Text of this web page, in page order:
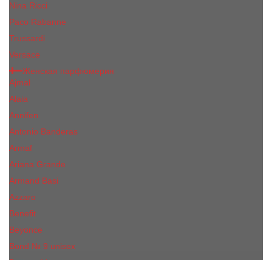
Nina Ricci
Paco Rabanne
Trussardi
Versace
Женская парфюмерия
Ajmal
Alaia
Annifen
Antonio Banderas
Armaf
Ariana Grande
Armand Basi
Azzaro
Benefit
Beyonce
Bond № 9 unisex